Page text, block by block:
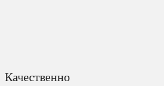
Качественно